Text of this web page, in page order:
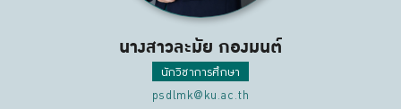
นางสาวละมัย กองมนต์
นักวิชาการศึกษา
psdlmk@ku.ac.th